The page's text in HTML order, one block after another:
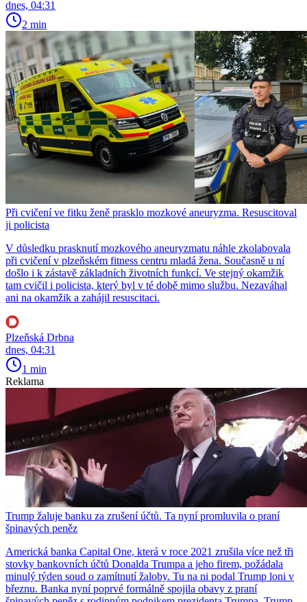
dnes, 04:31
2 min
Při cvičení ve fitku ženě prasklo mozkové aneuryzma. Resuscitoval
ji policista
V důsledku prasknutí mozkového aneuryzmatu náhle zkolabovala
při cvičení v plzeňském fitness centru mladá žena. Současně u ní
došlo i k zástavě základních životních funkcí. Ve stejný okamžik
tam cvičil i policista, který byl v té době mimo službu. Nezaváhal
ani na okamžik a zahájil resuscitaci.
Plzeňská Drbna
dnes, 04:31
1 min
Reklama
Trump žaluje banku za zrušení účtů. Ta nyní promluvila o praní
špinavých peněz
Americká banka Capital One, která v roce 2021 zrušila více než tři
stovky bankovních účtů Donalda Trumpa a jeho firem, požádala
minulý týden soud o zamítnutí žaloby. Tu na ni podal Trump loni v
březnu. Banka nyní poprvé formálně spojila obavy z praní